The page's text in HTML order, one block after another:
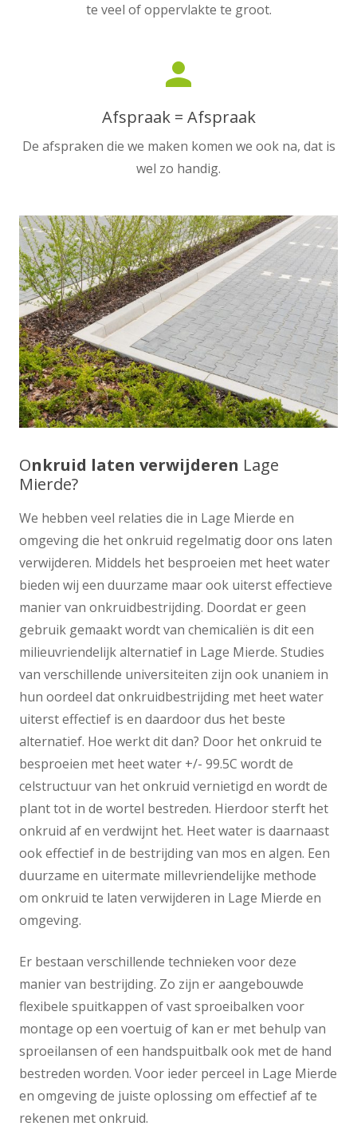
te veel of oppervlakte te groot.
person
Afspraak = Afspraak
De afspraken die we maken komen we ook na, dat is
wel zo handig.
Onkruid laten verwijderen Lage
Mierde?
We hebben veel relaties die in Lage Mierde en
omgeving die het onkruid regelmatig door ons laten
verwijderen. Middels het besproeien met heet water
bieden wij een duurzame maar ook uiterst effectieve
manier van onkruidbestrijding. Doordat er geen
gebruik gemaakt wordt van chemicaliën is dit een
milieuvriendelijk alternatief in Lage Mierde. Studies
van verschillende universiteiten zijn ook unaniem in
hun oordeel dat onkruidbestrijding met heet water
uiterst effectief is en daardoor dus het beste
alternatief. Hoe werkt dit dan? Door het onkruid te
besproeien met heet water +/- 99.5C wordt de
celstructuur van het onkruid vernietigd en wordt de
plant tot in de wortel bestreden. Hierdoor sterft het
onkruid af en verdwijnt het. Heet water is daarnaast
ook effectief in de bestrijding van mos en algen. Een
duurzame en uitermate millevriendelijke methode
om onkruid te laten verwijderen in Lage Mierde en
omgeving.
Er bestaan verschillende technieken voor deze
manier van bestrijding. Zo zijn er aangebouwde
flexibele spuitkappen of vast sproeibalken voor
montage op een voertuig of kan er met behulp van
sproeilansen of een handspuitbalk ook met de hand
bestreden worden. Voor ieder perceel in Lage Mierde
en omgeving de juiste oplossing om effectief af te
rekenen met onkruid.